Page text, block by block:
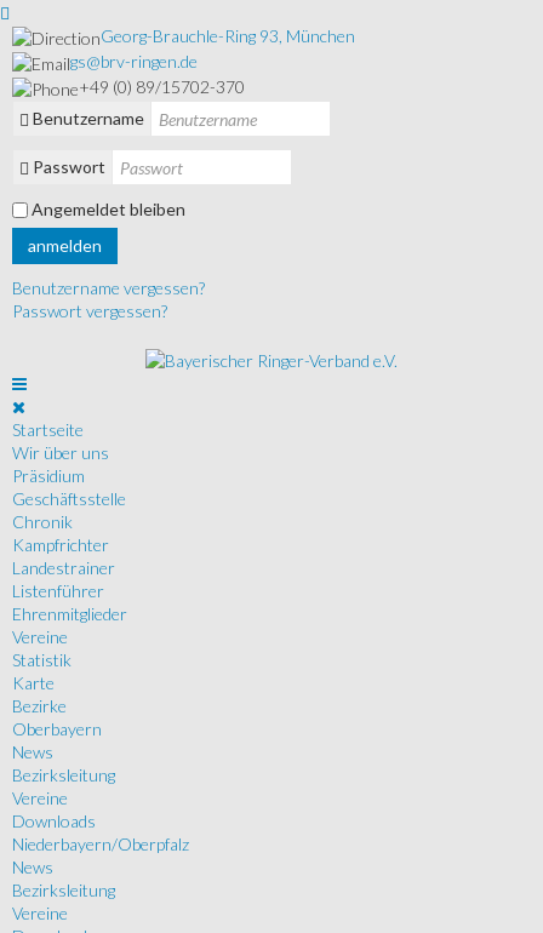
Georg-Brauchle-Ring 93, München
gs@brv-ringen.de
+49 (0) 89/15702-370
Benutzername
Passwort
Angemeldet bleiben
anmelden
Benutzername vergessen?
Passwort vergessen?
Startseite
Wir über uns
Präsidium
Geschäftsstelle
Chronik
Kampfrichter
Landestrainer
Listenführer
Ehrenmitglieder
Vereine
Statistik
Karte
Bezirke
Oberbayern
News
Bezirksleitung
Vereine
Downloads
Niederbayern/Oberpfalz
News
Bezirksleitung
Vereine